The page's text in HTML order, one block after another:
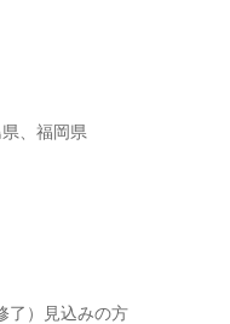
、福岡県
了）見込みの方